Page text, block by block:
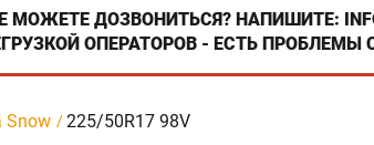
МОЖЕТЕ ДОЗВОНИТЬСЯ? НАПИШИТЕ:
ОПЕРАТОРОВ - ЕСТЬ
Snow
225/50R17 98V